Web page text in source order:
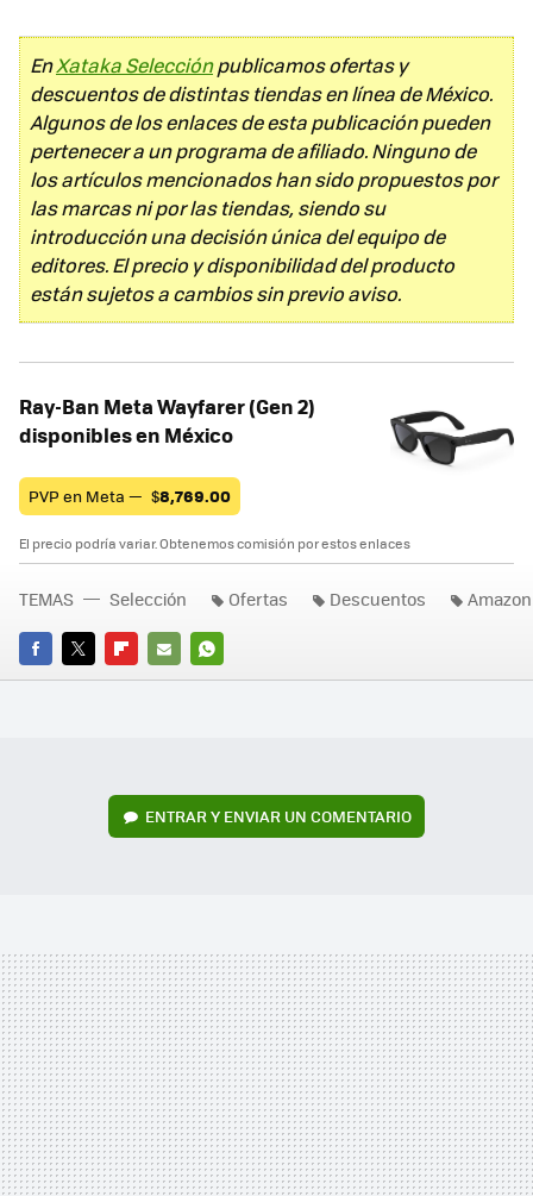
EnXataka Selecciónpublicamos ofertas y
descuentos de distintas tiendas en línea de México.
Algunos de los enlaces de esta publicación pueden
pertenecer a un programa de afiliado. Ninguno de
los artículos mencionados han sido propuestos por
las marcas ni por las tiendas, siendo su
introducción una decisión única del equipo de
editores. El precio y disponibilidad del producto
están sujetos a cambios sin previo aviso.
Ray-Ban Meta Wayfarer (Gen 2)
disponibles en México
PVP en Meta — $8,769.00
El precio podría variar. Obtenemos comisión por estos enlaces
FACEBOOK
TWITTERFLIPBOARD
E-
WHATSAPP
TEMAS Selección Ofertas Descuentos
ENTRAR Y ENVIAR UN COMENTARIO